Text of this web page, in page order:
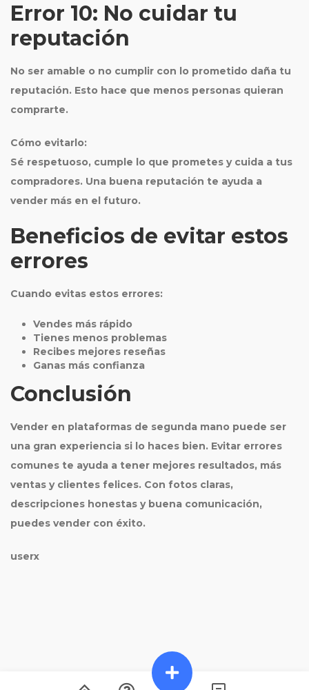
Error 10: No cuidar tu
reputación
No ser amable o no cumplir con lo prometido daña tu
reputación. Esto hace que menos personas quieran
comprarte.
Cómo evitarlo:
Sé respetuoso, cumple lo que prometes y cuida a tus
compradores. Una buena reputación te ayuda a
vender más en el futuro.
Beneficios de evitar estos
errores
Cuando evitas estos errores:
Vendes más rápido
Tienes menos problemas
Recibes mejores reseñas
Ganas más confianza
Conclusión
Vender en plataformas de segunda mano puede ser
una gran experiencia si lo haces bien. Evitar errores
comunes te ayuda a tener mejores resultados, más
ventas y clientes felices. Con fotos claras,
descripciones honestas y buena comunicación,
puedes vender con éxito.
userx